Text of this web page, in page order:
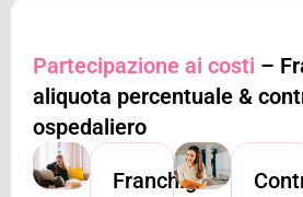
Partecipazione ai costi –
aliquota percentuale &
ospedaliero
Franchigia